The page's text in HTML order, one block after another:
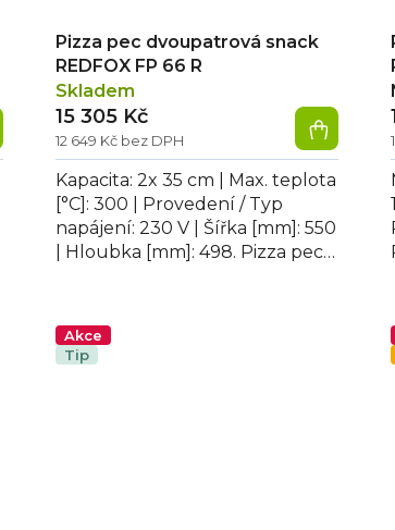
Pizza pec dvoupatrová snack
REDFOX FP 66 R
Skladem
12 649 Kč bez DPH
15 305 Kč
Kapacita: 2x 35 cm | Max. teplota
[°C]: 300 | Provedení / Typ
napájení: 230 V | Šířka [mm]: 550
| Hloubka [mm]: 498. Pizza pec
Akce
Tip